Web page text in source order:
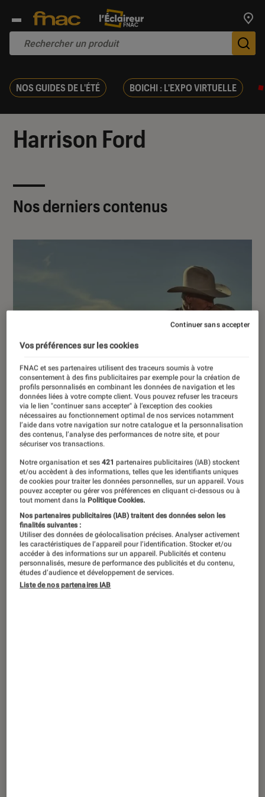
NOS GUIDES DE L'ÉTÉ BOICHI : L'EXPO VIRTUELLE
Harrison Ford
Nos derniers contenus
1923: le préquel deYellowstoneest-il
inspiré d’une histoire vraie ?
ACTU
Séries • 28 jan. 2026
Vos préférences sur les cookies
FNAC et ses partenaires utilisent des traceurs soumis à votre
consentement à des fins publicitaires par exemple pour la création de
profils personnalisés en combinant les données de navigation et les
données liées à votre compte client. Vous pouvez refuser les traceurs
via le lien "continuer sans accepter" à l’exception des cookies
nécessaires au fonctionnement optimal de nos services notamment
l’aide dans votre navigation sur notre catalogue et la personnalisation
des contenus, l’analyse des performances de notre site, et pour
sécuriser vos transactions.
Notre organisation et ses421 partenaires publicitaires (IAB) stockent
et/ou accèdent à des informations, telles que les identifiants uniques
de cookies pour traiter les données personnelles, sur un appareil. Vous
pouvez accepter ou gérer vos préférences en cliquant ci-dessous ou à
tout moment dans la Politique Cookies.
Nos partenaires publicitaires (IAB) traitent des données selon les
finalités suivantes :
Utiliser des données de géolocalisation précises. Analyser activement
les caractéristiques de l’appareil pour l’identification. Stocker et/ou
accéder à des informations sur un appareil. Publicités et contenu
personnalisés, mesure de performance des publicités et du contenu,
études d’audience et développement de services.
Liste de nos partenaires IAB
Continuer sans accepter